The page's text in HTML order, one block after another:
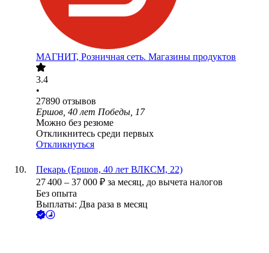
МАГНИТ, Розничная сеть. Магазины продуктов
3.4
•
27890 отзывов
Ершов, 40 лет Победы, 17
Можно без резюме
Откликнитесь среди первых
Откликнуться
Пекарь (Ершов, 40 лет ВЛКСМ, 22)
27 400 – 37 000 ₽ за месяц, до вычета налогов
Без опыта
Выплаты: Два раза в месяц